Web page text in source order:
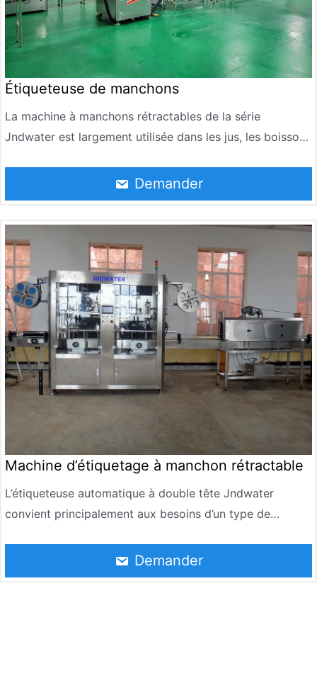
Étiqueteuse de manchons
La machine à manchons rétractables de la série
Jndwater est largement utilisée dans les jus, les boissons
condiments, les cosmétiques, l’alimentation, la médecine
et d’autres industries pour mettre des étiquettes sur les
Demander
Machine d’étiquetage à manchon rétractable
L’étiqueteuse automatique à double tête Jndwater
convient principalement aux besoins d’un type de
l’étiquette de manchon sur le corps de la bouteille
d’abord, puis l’étiquette de manchon sur l’embouchure de
Demander